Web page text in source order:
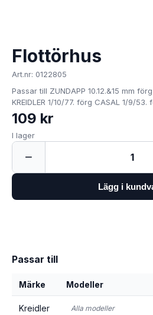
Flottörhus
Art.nr: 0122805
Passar till ZUNDAPP 10.12.&15 mm
KREIDLER 1/10/77. förg CASAL 1/9/53.
109 kr
I lager
− 1
Lägg i
Passar till
Märke Modeller
Kreidler Alla modeller